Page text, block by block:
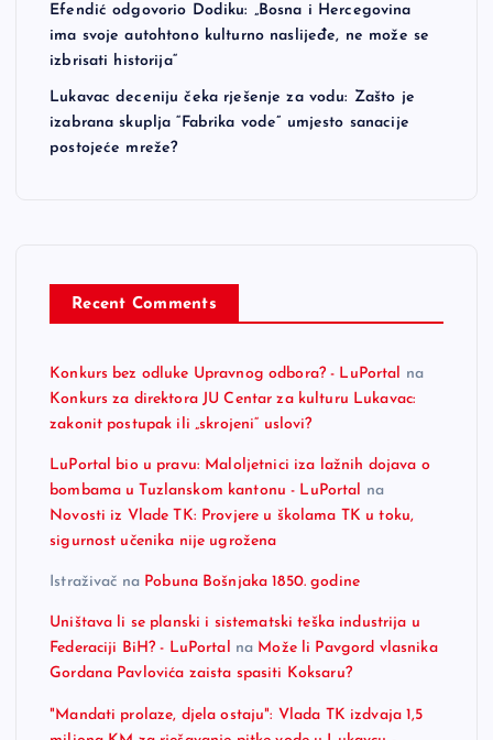
Efendić odgovorio Dodiku: „Bosna i Hercegovina
ima svoje autohtono kulturno naslijeđe, ne može se
izbrisati historija“
Lukavac deceniju čeka rješenje za vodu: Zašto je
izabrana skuplja “Fabrika vode” umjesto sanacije
postojeće mreže?
Recent Comments
Konkurs bez odluke Upravnog odbora? - LuPortal na
Konkurs za direktora JU Centar za kulturu Lukavac:
zakonit postupak ili „skrojeni“ uslovi?
LuPortal bio u pravu: Maloljetnici iza lažnih dojava o
bombama u Tuzlanskom kantonu - LuPortal na
Novosti iz Vlade TK: Provjere u školama TK u toku,
sigurnost učenika nije ugrožena
Istraživač na Pobuna Bošnjaka 1850. godine
Uništava li se planski i sistematski teška industrija u
Federaciji BiH? - LuPortal na Može li Pavgord vlasnika
Gordana Pavlovića zaista spasiti Koksaru?
"Mandati prolaze, djela ostaju": Vlada TK izdvaja 1,5